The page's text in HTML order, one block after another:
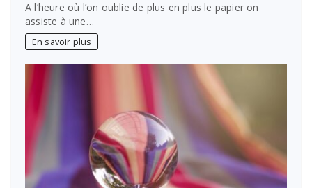
A l’heure où l’on oublie de plus en plus le papier on
assiste à une…
En savoir plus